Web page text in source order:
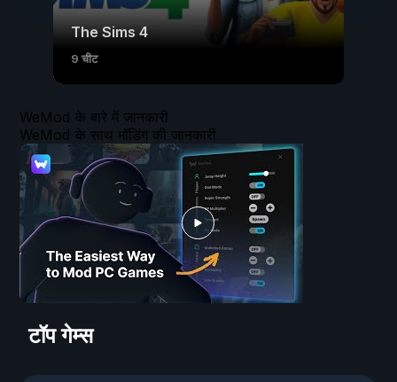
The Sims 4
9 चीट
WeMod के बारे में जानकारी
WeMod के साथ मॉडिंग की जानकारी
टॉप गेम्स